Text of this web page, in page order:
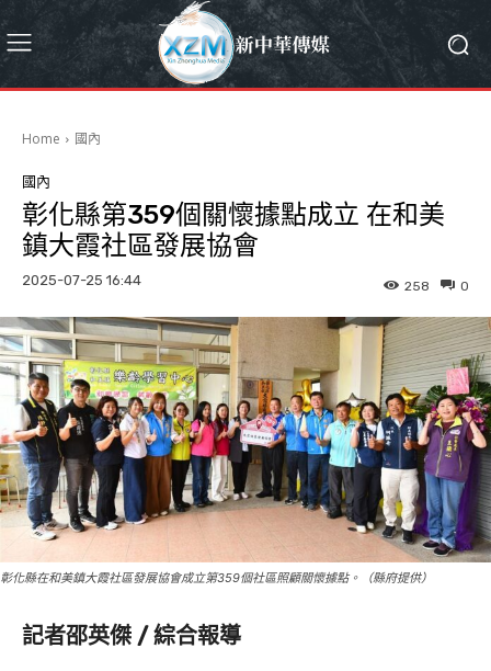
Home 國內
國內
彰化縣第359個關懷據點成立 在和美
鎮大霞社區發展協會
2025-07-25 16:44 0
258
彰化縣在和美鎮大霞社區發展協會成立第359個社區照顧關懷據點。（縣府提供）
記者邵英傑 / 綜合報導